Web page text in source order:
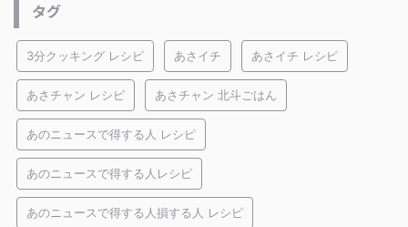
タグ
3分クッキング レシピ あさイチ あさイチ レシピ
あさチャン レシピ あさチャン 北斗ごはん
あのニュースで得する人 レシピ
あのニュースで得する人レシピ
あのニュースで得する人損する人 レシピ